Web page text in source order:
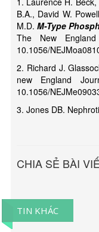
B.A., David W.
M.D. M-Type
The New
10.1056/
2. Richard J.
new England
10.1056/
3. Jones DB.
CHIA SẺ BÀI
TIN KHÁC